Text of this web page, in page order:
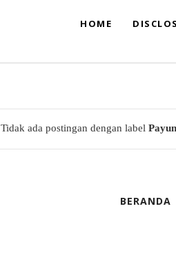
HOME
Tidak ada postingan dengan label
BERANDA